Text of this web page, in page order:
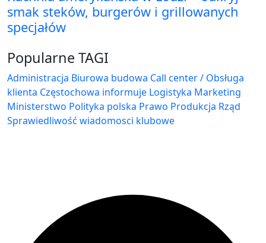
smak steków, burgerów i grillowanych
specjałów
Popularne TAGI
Administracja Biurowa budowa Call center / Obsługa
klienta Częstochowa informuje Logistyka Marketing
Ministerstwo Polityka polska Prawo Produkcja Rząd
Sprawiedliwość wiadomosci klubowe